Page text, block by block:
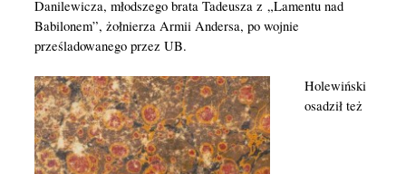
Danilewicza, młodszego brata Tadeusza z „Lamentu nad
Babilonem”, żołnierza Armii Andersa, po wojnie
prześladowanego przez UB.
Holewiński
osadził też